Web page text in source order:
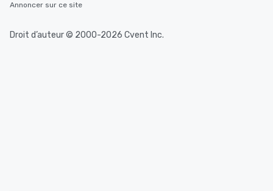
Annoncer sur ce site
Droit d’auteur © 2000-2026 Cvent Inc.